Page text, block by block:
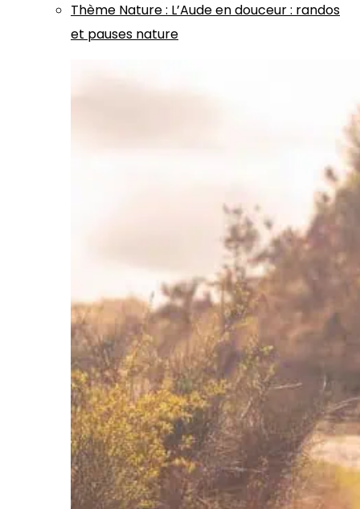
Thème Nature: L’Aude en douceur : randos
et pauses nature